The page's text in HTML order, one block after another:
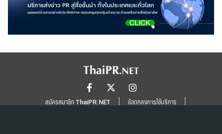
สมัครสมาชิก ThaiPR.NET
ข้อตกลงการใช้บริการ